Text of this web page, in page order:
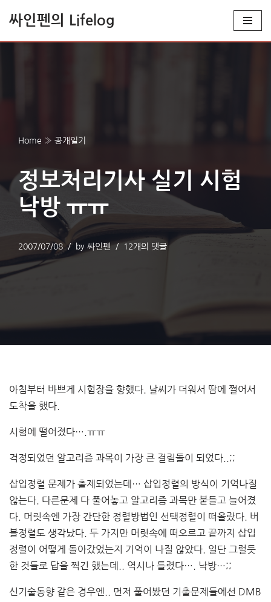
싸인펜의 Lifelog
Home » 공개일기
정보처리기사 실기 시험
낙방 ㅠㅠ
2007/07/08 by 싸인펜 12개의 댓글
아침부터 바쁘게 시험장을 향했다. 날씨가 더워서 땀에 쩔어서
도착을 했다.
시험에 떨어졌다….ㅠㅠ
걱정되었던 알고리즘 과목이 가장 큰 걸림돌이 되었다..;;
삽입정렬 문제가 출제되었는데… 삽입정렬의 방식이 기억나질
않는다. 다른문제 다 풀어놓고 알고리즘 과목만 붙들고 늘어졌
다. 머릿속엔 가장 간단한 정렬방법인 선택정렬이 떠올랐다. 버
블정렬도 생각났다. 두 가지만 머릿속에 떠오르고 끝까지 삽입
정렬이 어떻게 돌아갔었는지 기억이 나질 않았다. 일단 그럴듯
한 것들로 답을 찍긴 했는데.. 역시나 틀렸다…. 낙방…;;
신기술동향 같은 경우엔.. 먼저 풀어봤던 기출문제들에선 DMB